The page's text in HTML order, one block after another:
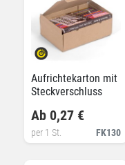
Aufrichtekarton mit
Steckverschluss
FK130
Ab 0,27 €
per 1 St.